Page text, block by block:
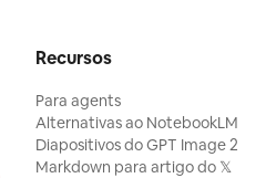
Recursos
Para agents
Alternativas ao NotebookLM
Diapositivos do GPT Image 2
Markdown para artigo do 𝕏